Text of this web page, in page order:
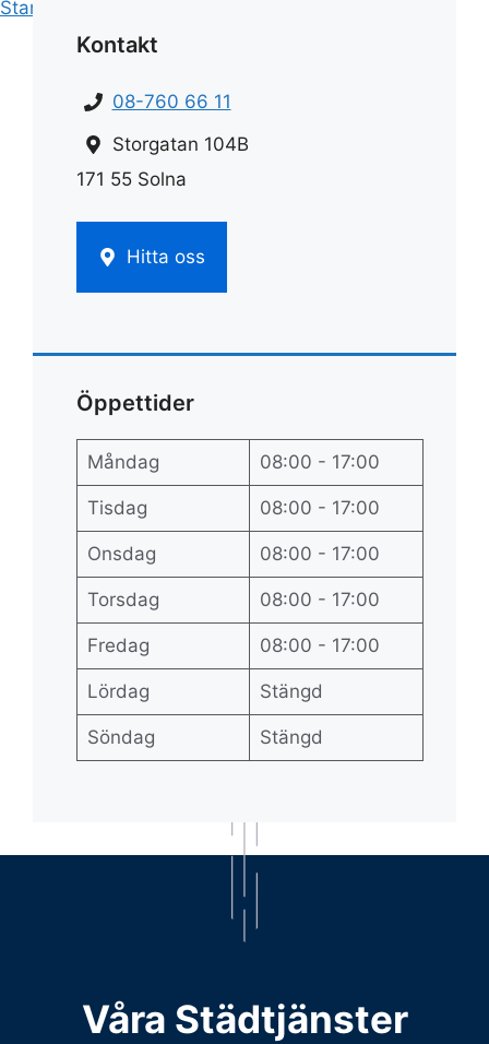
Start
Kontakt
08-760 66 11
Storgatan 104B
171 55 Solna
Hitta oss
Öppettider
Måndag 08:00 - 17:00
Tisdag 08:00 - 17:00
Onsdag 08:00 - 17:00
Torsdag 08:00 - 17:00
Fredag 08:00 - 17:00
Lördag Stängd
Söndag Stängd
Våra Städtjänster